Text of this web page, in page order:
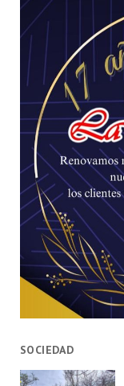
SOCIEDAD